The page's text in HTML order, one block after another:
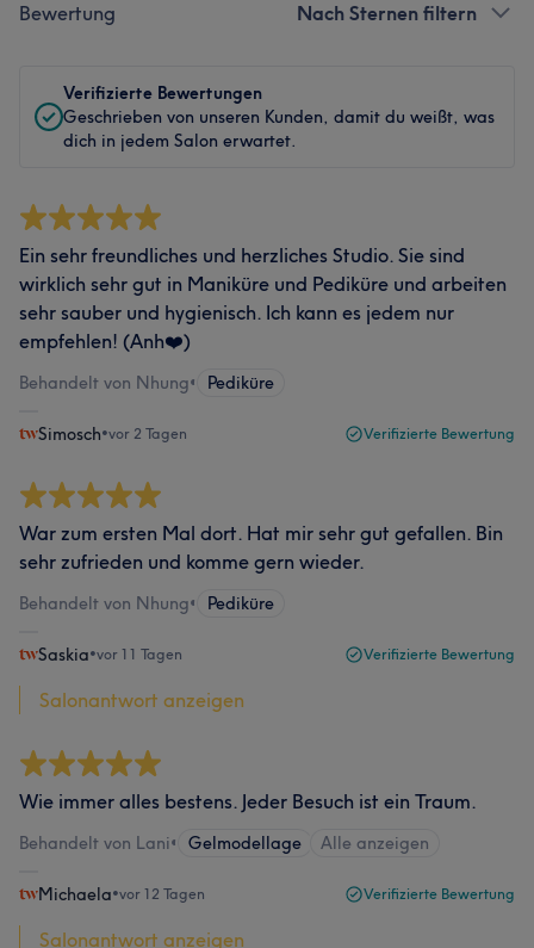
Bewertung Nach Sternen filtern
Verifizierte Bewertungen
Geschrieben von unseren Kunden, damit du weißt, was
dich in jedem Salon erwartet.
Ein sehr freundliches und herzliches Studio. Sie sind
wirklich sehr gut in Maniküre und Pediküre und arbeiten
sehr sauber und hygienisch. Ich kann es jedem nur
empfehlen! (Anh❤️)
Behandelt von Nhung• Pediküre
Simosch•vor 2 Tagen Verifizierte Bewertung
War zum ersten Mal dort. Hat mir sehr gut gefallen. Bin
sehr zufrieden und komme gern wieder.
Behandelt von Nhung• Pediküre
Saskia•vor 11 Tagen Verifizierte Bewertung
Salonantwort anzeigen
Wie immer alles bestens. Jeder Besuch ist ein Traum.
Behandelt von Lani• Gelmodellage Alle anzeigen
Michaela•vor 12 Tagen Verifizierte Bewertung
Salonantwort anzeigen